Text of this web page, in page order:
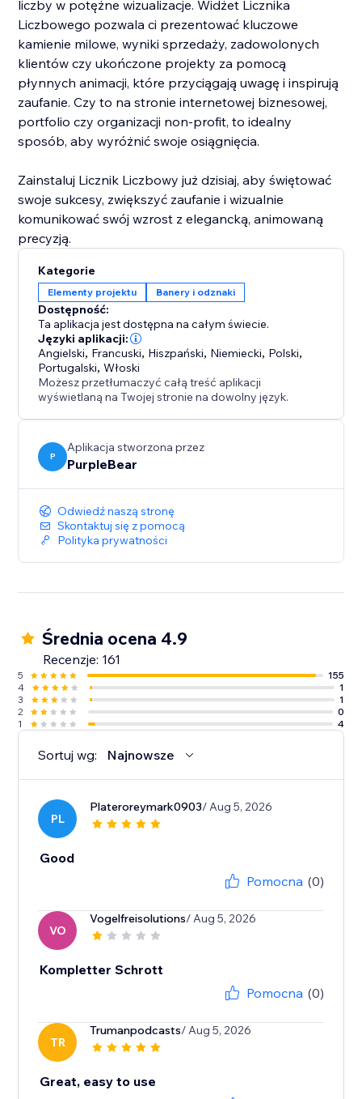
liczby w potężne wizualizacje. Widżet Licznika
Liczbowego pozwala ci prezentować kluczowe
kamienie milowe, wyniki sprzedaży, zadowolonych
klientów czy ukończone projekty za pomocą
płynnych animacji, które przyciągają uwagę i inspirują
zaufanie. Czy to na stronie internetowej biznesowej,
portfolio czy organizacji non-profit, to idealny
sposób, aby wyróżnić swoje osiągnięcia.
Zainstaluj Licznik Liczbowy już dzisiaj, aby świętować
swoje sukcesy, zwiększyć zaufanie i wizualnie
komunikować swój wzrost z elegancką, animowaną
precyzją.
Kategorie
Elementy projektu Banery i odznaki
Dostępność:
Ta aplikacja jest dostępna na całym świecie.
Języki aplikacji:
Angielski, Francuski, Hiszpański, Niemiecki, Polski,
Portugalski,Włoski
Możesz przetłumaczyć całą treść aplikacji
wyświetlaną na Twojej stronie na dowolny język.
P
Aplikacja stworzona przez
PurpleBear
Odwiedź naszą stronę
Skontaktuj się z pomocą
Polityka prywatności
Średnia ocena 4.9
Recenzje: 161
5
155
4
1
3
1
2
0
1
4
Sortuj wg: Najnowsze
PL
Plateroreymark0903/ Aug 5, 2026
Good
Pomocna (0)
VO
Vogelfreisolutions/ Aug 5, 2026
Kompletter Schrott
Pomocna (0)
TR
Trumanpodcasts/ Aug 5, 2026
Great, easy to use